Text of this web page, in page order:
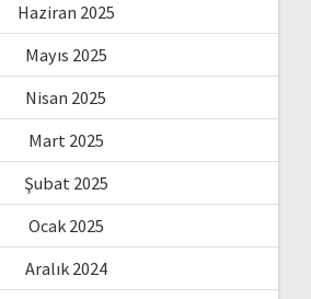
Haziran 2025
Mayıs 2025
Nisan 2025
Mart 2025
Şubat 2025
Ocak 2025
Aralık 2024